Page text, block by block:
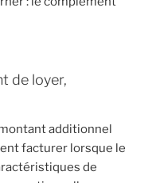
de loyer,
additionnel
facturer lorsque le
de